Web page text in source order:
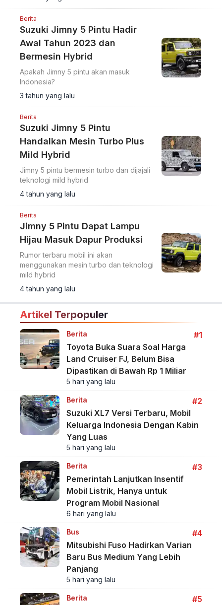
Berita
Suzuki Jimny 5 Pintu Hadir
Awal Tahun 2023 dan
Bermesin Hybrid
Apakah Jimny 5 pintu akan masuk
Indonesia?
3 tahun yang lalu
Berita
Suzuki Jimny 5 Pintu
Handalkan Mesin Turbo Plus
Mild Hybrid
Jimny 5 pintu bermesin turbo dan dijajali
teknologi mild hybrid
4 tahun yang lalu
Berita
Jimny 5 Pintu Dapat Lampu
Hijau Masuk Dapur Produksi
Rumor terbaru mobil ini akan
menggunakan mesin turbo dan teknologi
mild hybrid
4 tahun yang lalu
Artikel Terpopuler
Berita
#1
Toyota Buka Suara Soal Harga
Land Cruiser FJ, Belum Bisa
Dipastikan di Bawah Rp 1 Miliar
5 hari yang lalu
Berita
#2
Suzuki XL7 Versi Terbaru, Mobil
Keluarga Indonesia Dengan Kabin
Yang Luas
5 hari yang lalu
Berita
#3
Pemerintah Lanjutkan Insentif
Mobil Listrik, Hanya untuk
Program Mobil Nasional
6 hari yang lalu
Bus
#4
Mitsubishi Fuso Hadirkan Varian
Baru Bus Medium Yang Lebih
Panjang
5 hari yang lalu
Berita
#5